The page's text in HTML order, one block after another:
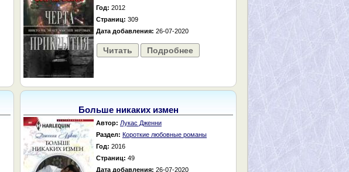
Год: 2012
Страниц: 309
Дата добавления: 26-07-2020
Читать Подробнее
Больше никаких измен
Автор: Лукас Дженни
Раздел: Короткие любовные романы
Год: 2016
Страниц: 49
Дата добавления: 26-07-2020